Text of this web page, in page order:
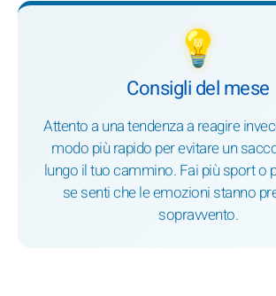
💡
Consigli del mese
Attento a una tendenza a reagire
modo più rapido per evitare un
lungo il tuo cammino. Fai più sport o
se senti che le emozioni stanno
sopravvento.